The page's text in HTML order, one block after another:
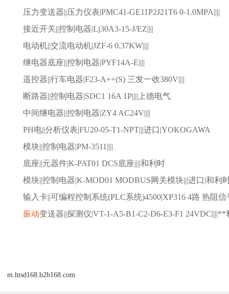
压力变送器||压力仪表|PMC41-GE11P2J21T6 0-1.0MPA||||
接近开关||控制电器|Lj30A3-15-J/EZ||||
电动机||交流电动机|JZF-6 0.37KW||||
继电器底座||控制电器|PYF14A-E||||
遥控器||行车电器|F23-A++(S) 三发一收380V||||
断路器||控制电器|SDC1 16A 1P||||上德电气
中间继电器||控制电器|ZY4 AC24V||||
PH电||分析仪表|FU20-05-T1-NPT|||进口|YOKOGAWA
模块||控制电器|PM-3511||||
底座||元器件|K-PAT01 DCS底座||||和利时
模块||控制电器|K-MOD01 MODBUS网关模块|||进口|和利
输入卡||可编程控制系统(PLC系统)4500|XP316 4路 热阻信
振动变送器||探测仪|VT-1-A5-B1-C2-D6-E3-F1
m.htsd168.b2b168.com